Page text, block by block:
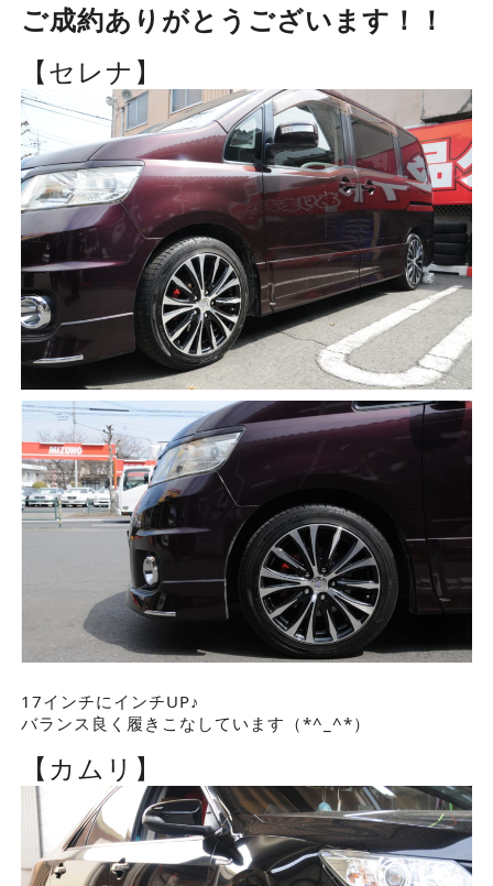
ご成約ありがとうございます！！
【セレナ】
17インチにインチUP♪
バランス良く履きこなしています（*^_^*）
【カムリ】